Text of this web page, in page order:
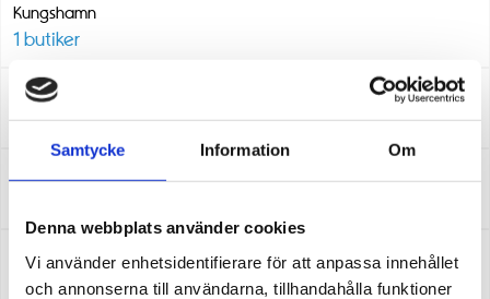
Samtycke Information Om
Denna webbplats använder cookies
Vi använder enhetsidentifierare för att anpassa innehållet
och annonserna till användarna, tillhandahålla funktioner
Kungshamn
1 butiker
Landskrona
1butiker
Lidingö
butiker